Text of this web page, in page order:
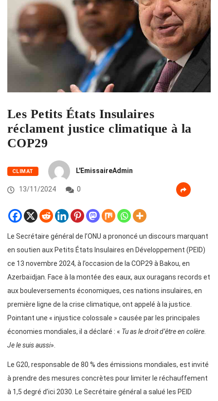
Les Petits États Insulaires
réclament justice climatique à la
COP29
CLIMAT L'EmissaireAdmin
13/11/2024 0
Le Secrétaire général de l’ONU a prononcé un discours marquant
en soutien aux Petits États Insulaires en Développement (PEID)
ce 13 novembre 2024, à l’occasion de la COP29 à Bakou, en
Azerbaïdjan. Face à la montée des eaux, aux ouragans records et
aux bouleversements économiques, ces nations insulaires, en
première ligne de la crise climatique, ont appelé à la justice.
Pointant une « injustice colossale » causée par les principales
économies mondiales, il a déclaré : « Tu as le droit d’être en colère.
Je le suis aussi».
Le G20, responsable de 80 % des émissions mondiales, est invité
à prendre des mesures concrètes pour limiter le réchauffement
à 1,5 degré d’ici 2030. Le Secrétaire général a salué les PEID